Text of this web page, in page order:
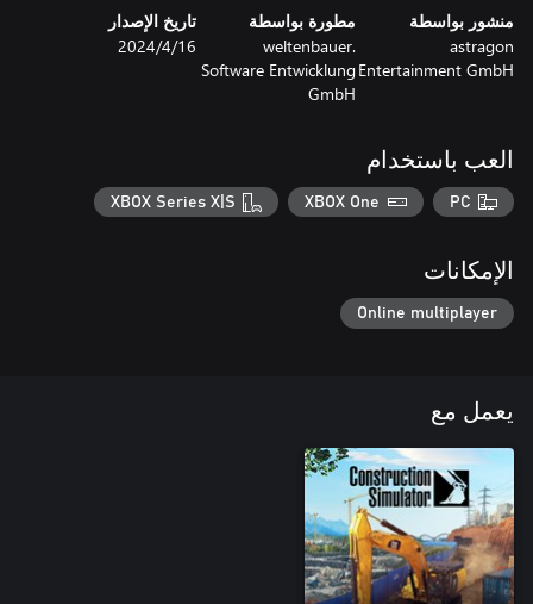
منشور بواسطة
astragon
Entertainment GmbH
مطورة بواسطة
weltenbauer.
Software Entwicklung
GmbH
تاريخ الإصدار
16‏/4‏/2024
العب باستخدام
PC
XBOX One
XBOX Series X|S
الإمكانات
Online multiplayer
يعمل مع